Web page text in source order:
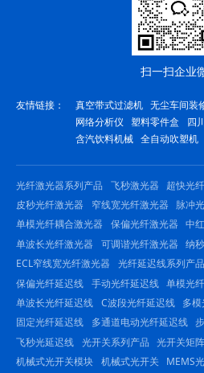
扫一扫企业
友情链接： 真空带式过滤机 无尘车间装
网络分析仪 塑料零件盒 四
含汽饮料机械 全自动吹塑机
光纤激光器系列产品 飞秒激光器 超快光
皮秒光纤激光器
窄线宽光纤激光器
脉冲
单模光纤耦合激光器
保偏光纤激光器 中
单波长光纤激光器
可调谐光纤激光器 纳
ECL窄线宽光纤激光器
光纤延迟线系列产品
保偏光纤延迟线 手动光纤延迟线 单模光
单波长光纤延迟线 C波段光纤延迟线 多
固定光纤延迟线
多通道电动光纤延迟线
飞秒光延迟线 光开关系列产品 光开关矩阵
机械式光开关模块 机械式光开关 MEMS